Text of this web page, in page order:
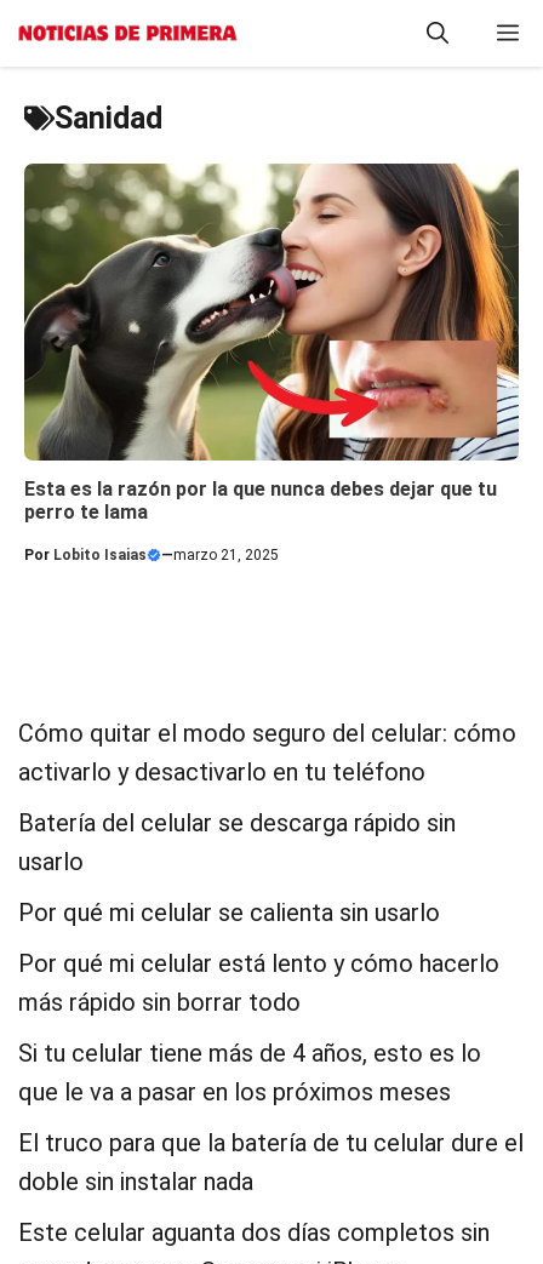
Saltar
Sanidad
Esta es la razón por la que nunca debes dejar que tu
perro te lama
Por Lobito Isaias —marzo 21, 2025
Cómo quitar el modo seguro del celular: cómo
activarlo y desactivarlo en tu teléfono
Batería del celular se descarga rápido sin
usarlo
Por qué mi celular se calienta sin usarlo
Por qué mi celular está lento y cómo hacerlo
más rápido sin borrar todo
Si tu celular tiene más de 4 años, esto es lo
que le va a pasar en los próximos meses
El truco para que la batería de tu celular dure el
doble sin instalar nada
Este celular aguanta dos días completos sin